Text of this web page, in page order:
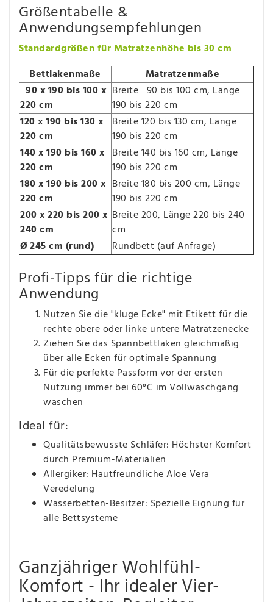
Größentabelle &
Anwendungsempfehlungen
Standardgrößen für Matratzenhöhe bis 30 cm
Bettlakenmaße
Matratzenmaße
90 x 190 bis 100 x
220 cm
Breite 90 bis 100 cm, Länge
190 bis 220 cm
120 x 190 bis 130 x
220 cm
Breite 120 bis 130 cm, Länge
190 bis 220 cm
140 x 190 bis 160 x
220 cm
Breite 140 bis 160 cm, Länge
190 bis 220 cm
180 x 190 bis 200 x
220 cm
Breite 180 bis 200 cm, Länge
190 bis 220 cm
200 x 220 bis 200 x
240 cm
Breite 200, Länge 220 bis 240
cm
Ø 245 cm (rund)
Rundbett (auf Anfrage)
Profi-Tipps für die richtige
Anwendung
Nutzen Sie die "kluge Ecke" mit Etikett für die
rechte obere oder linke untere Matratzenecke
Ziehen Sie das Spannbettlaken gleichmäßig
über alle Ecken für optimale Spannung
Für die perfekte Passform vor der ersten
Nutzung immer bei 60°C im Vollwaschgang
waschen
Ideal für:
Qualitätsbewusste Schläfer: Höchster Komfort
durch Premium-Materialien
Allergiker: Hautfreundliche Aloe Vera
Veredelung
Wasserbetten-Besitzer: Spezielle Eignung für
alle Bettsysteme
Ganzjähriger Wohlfühl-
Komfort - Ihr idealer Vier-